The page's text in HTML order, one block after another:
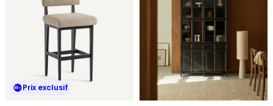
Prix exclusif